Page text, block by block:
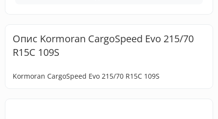
Опис Kormoran CargoSpeed Evo 215/70
R15C 109S
Kormoran CargoSpeed Evo 215/70 R15C 109S